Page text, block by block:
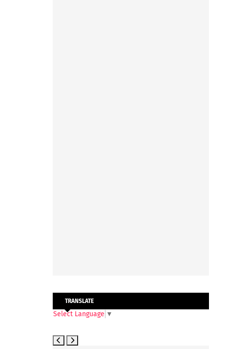
TRANSLATE
Select Language ▼